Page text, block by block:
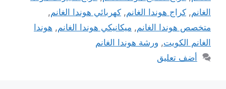
الغانم, كراج هوندا الغانم, كهربائي هوندا الغانم,
متخصص هوندا الغانم, ميكانيكي هوندا الغانم, هوندا
الغانم الكويت, ورشة هوندا الغانم
أضف تعليق